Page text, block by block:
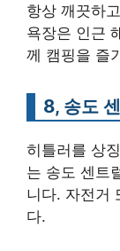
항상 깨끗하
욕장은 인근
께 캠핑을 즐
8, 송도
히틀러를 상
는 송도 센트
니다. 자전거
다.